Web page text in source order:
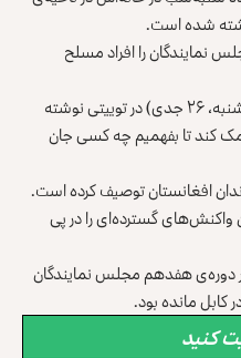
شده است.
نمایندگان را افراد مسلح
نماینده ویژه‌ی امریکا شب گذشته (دوشنبه، ۲۶ جدی) در توییتی نوشته
کند تا بفهمیم چه کسی جان
افغانستان توصیف کرده است.
گسترده‌ای را در پی
دوره‌ی هفدهم مجلس نمایندگان
مانده بود.
کنید